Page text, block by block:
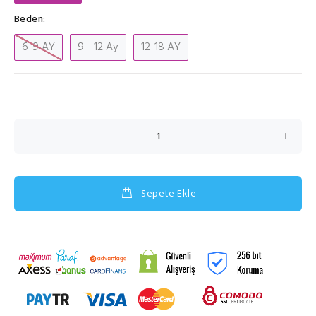
Beden:
6-9 AY 9 - 12 Ay 12-18 AY
Sepete Ekle